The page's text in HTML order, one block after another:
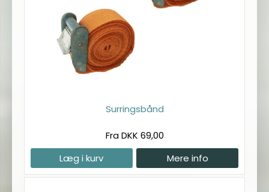
Surringsbånd
Fra DKK 69,00
Læg i kurv
Mere info